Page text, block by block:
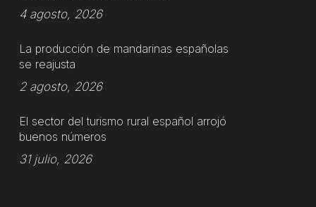
4 agosto, 2026
La producción de mandarinas españolas
se reajusta
2 agosto, 2026
El sector del turismo rural español arrojó
buenos números
31 julio, 2026